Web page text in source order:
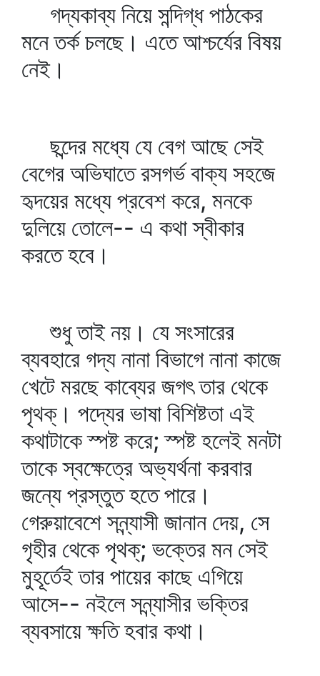
গদ্যকাব্য নিয়ে সন্দিগ্ধ পাঠকের
মনে তর্ক চলছে। এতে আশ্চর্যের বিষয়
নেই।
ছন্দের মধ্যে যে বেগ আছে সেই
বেগের অভিঘাতে রসগর্ভ বাক্য সহজে
হৃদয়ের মধ্যে প্রবেশ করে, মনকে
দুলিয়ে তোলে-- এ কথা স্বীকার
করতে হবে।
শুধু তাই নয়। যে সংসারের
ব্যবহারে গদ্য নানা বিভাগে নানা কাজে
খেটে মরছে কাব্যের জগৎ তার থেকে
পৃথক্‌। পদ্যের ভাষা বিশিষ্টতা এই
কথাটাকে স্পষ্ট করে; স্পষ্ট হলেই মনটা
তাকে স্বক্ষেত্রে অভ্যর্থনা করবার
জন্যে প্রস্তুত হতে পারে।
গেরুয়াবেশে সন্ন্যাসী জানান দেয়, সে
গৃহীর থেকে পৃথক্‌; ভক্তের মন সেই
মুহূর্তেই তার পায়ের কাছে এগিয়ে
আসে-- নইলে সন্ন্যাসীর ভক্তির
ব্যবসায়ে ক্ষতি হবার কথা।